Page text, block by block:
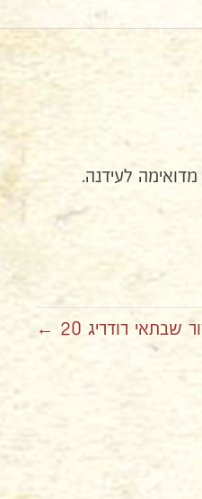
רודריג 20 ←